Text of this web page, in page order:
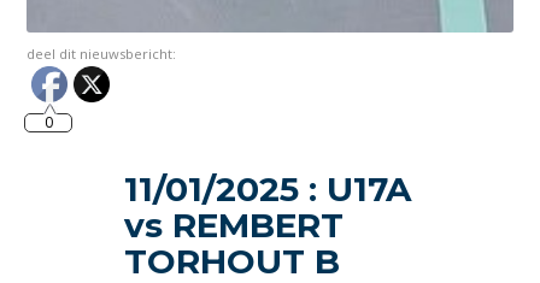
deel dit nieuwsbericht:
0
11/01/2025 : U17A
vs REMBERT
TORHOUT B